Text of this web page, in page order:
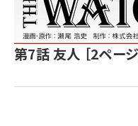
ai (2820)
youtube (2444)
note (2322)
セミナー (2315)
第7話 友人 ［2ページ